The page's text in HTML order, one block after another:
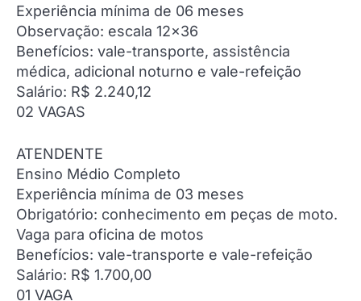
Experiência mínima de 06 meses
Observação: escala 12×36
Benefícios: vale-transporte, assistência
médica, adicional noturno e vale-refeição
Salário: R$ 2.240,12
02 VAGAS
ATENDENTE
Ensino Médio Completo
Experiência mínima de 03 meses
Obrigatório: conhecimento em peças de moto.
Vaga para oficina de motos
Benefícios: vale-transporte e vale-refeição
Salário: R$ 1.700,00
01 VAGA